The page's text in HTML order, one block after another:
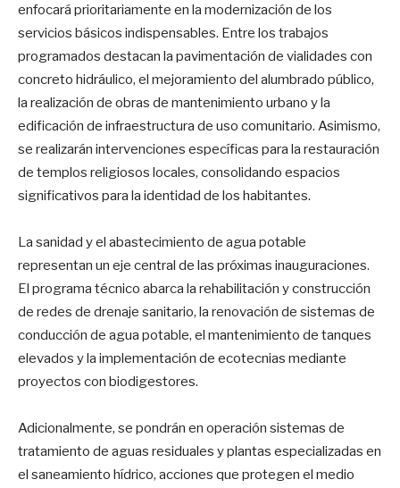
enfocará prioritariamente en la modernización de los
servicios básicos indispensables. Entre los trabajos
programados destacan la pavimentación de vialidades con
concreto hidráulico, el mejoramiento del alumbrado público,
la realización de obras de mantenimiento urbano y la
edificación de infraestructura de uso comunitario. Asimismo,
se realizarán intervenciones específicas para la restauración
de templos religiosos locales, consolidando espacios
significativos para la identidad de los habitantes.
La sanidad y el abastecimiento de agua potable
representan un eje central de las próximas inauguraciones.
El programa técnico abarca la rehabilitación y construcción
de redes de drenaje sanitario, la renovación de sistemas de
conducción de agua potable, el mantenimiento de tanques
elevados y la implementación de ecotecnias mediante
proyectos con biodigestores.
Adicionalmente, se pondrán en operación sistemas de
tratamiento de aguas residuales y plantas especializadas en
el saneamiento hídrico, acciones que protegen el medio